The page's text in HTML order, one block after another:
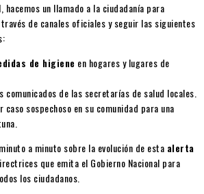
un llamado a la ciudadanía para
de canales oficiales y seguir las siguientes
de higiene en hogares y lugares de
comunicados de las secretarías de salud locales.
sospechoso en su comunidad para una
a minuto sobre la evolución de esta alerta
que emita el Gobierno Nacional para
los ciudadanos.